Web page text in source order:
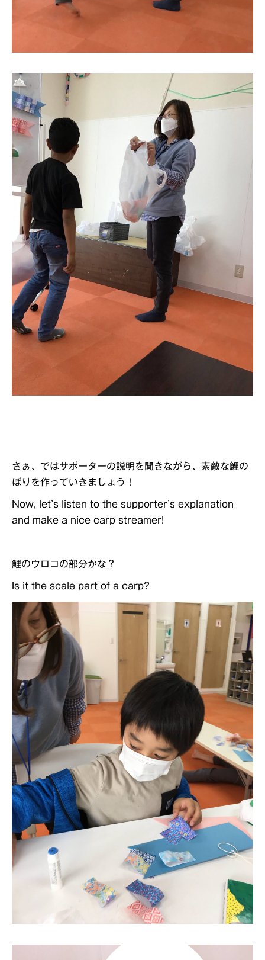
さぁ、ではサポーターの説明を聞きながら、素敵な鯉の
ぼりを作っていきましょう！
Now, let’s listen to the supporter’s explanation
and make a nice carp streamer!
鯉のウロコの部分かな？
Is it the scale part of a carp?